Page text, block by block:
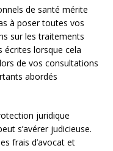
de santé mérite
à poser toutes vos
sur les traitements
lorsque cela
de vos consultations
abordés
juridique
s’avérer judicieuse.
frais d’avocat et